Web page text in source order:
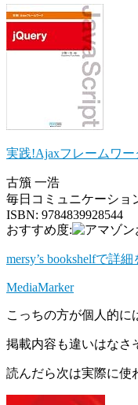
実践!Ajaxフレームワー
古籏 一浩
毎日コミュニケーショ
ISBN: 9784839928544
おすすめ度:
mersy’s bookshelfで詳細
MediaMarker
こっちの方が個人的に
掲載内容も違いはなさ
読んだら次は実際に使